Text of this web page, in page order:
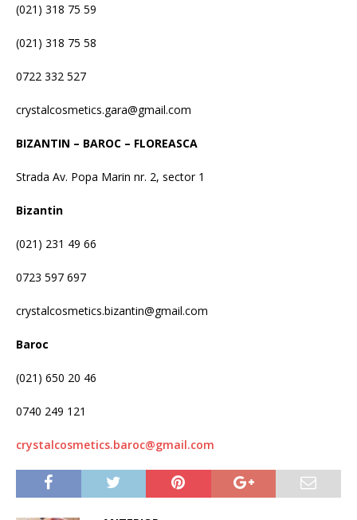
(021) 318 75 59
(021) 318 75 58
0722 332 527
crystalcosmetics.gara@gmail.com
BIZANTIN – BAROC – FLOREASCA
Strada Av. Popa Marin nr. 2, sector 1
Bizantin
(021) 231 49 66
0723 597 697
crystalcosmetics.bizantin@gmail.com
Baroc
(021) 650 20 46
0740 249 121
crystalcosmetics.baroc@gmail.com